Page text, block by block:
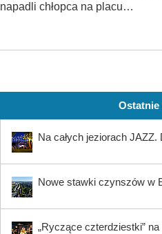
napadli chłopca na placu…
Na całych jeziorach JAZZ.
Nowe stawki czynszów w
„Ryczące czterdziestki”